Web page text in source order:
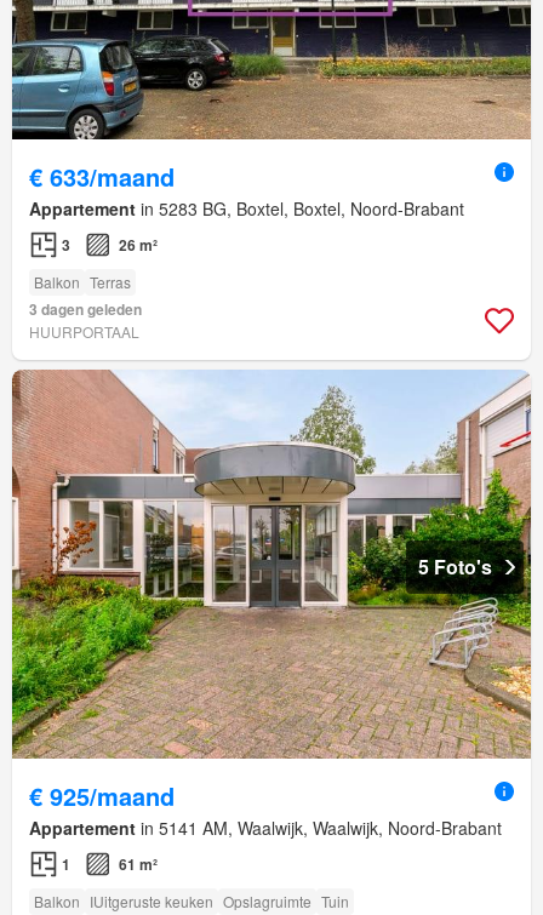
€ 633/maand
Appartement in 5283 BG, Boxtel, Boxtel, Noord-Brabant
3 26 m²
Balkon Terras
3 dagen geleden
HUURPORTAAL
5 Foto's
€ 925/maand
Appartement in 5141 AM, Waalwijk, Waalwijk, Noord-Brabant
1 61 m²
Balkon IUitgeruste keuken Opslagruimte Tuin